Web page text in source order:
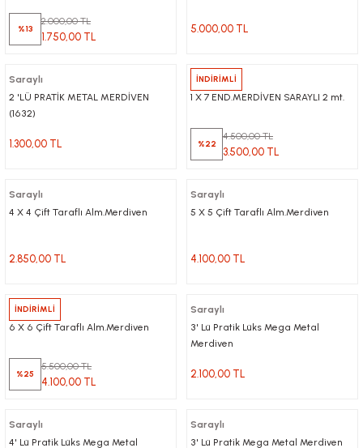
%13
2.000,00 TL
1.750,00 TL
5.000,00 TL
Saraylı
2 'LÜ PRATİK METAL MERDİVEN
(1632)
1.300,00 TL
İNDİRİMLİ
Saraylı
1 X 7 END.MERDİVEN SARAYLI 2 mt.
%22
4.500,00 TL
3.500,00 TL
Saraylı
4 X 4 Çift Taraflı Alm.Merdiven
2.850,00 TL
Saraylı
5 X 5 Çift Taraflı Alm.Merdiven
4.100,00 TL
İNDİRİMLİ
Saraylı
6 X 6 Çift Taraflı Alm.Merdiven
%25
5.500,00 TL
4.100,00 TL
Saraylı
3' Lü Pratik Lüks Mega Metal
Merdiven
2.100,00 TL
Saraylı
4' Lü Pratik Lüks Mega Metal
Saraylı
3' Lü Pratik Mega Metal Merdiven